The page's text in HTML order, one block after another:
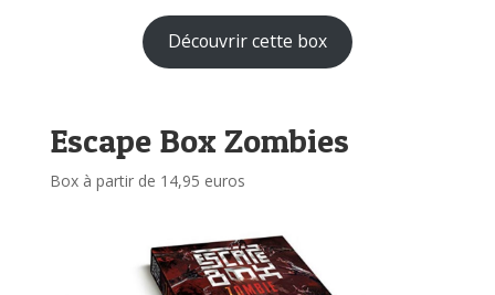
Découvrir cette box
Escape Box Zombies
Box à partir de 14,95 euros